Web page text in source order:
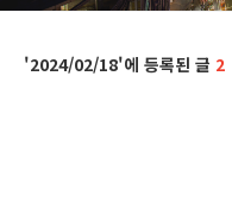
2024/02/18 2